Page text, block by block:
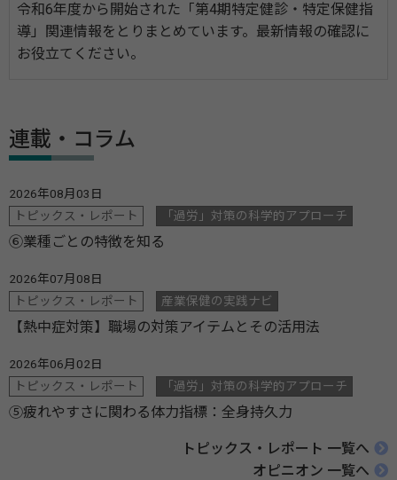
令和6年度から開始された「第4期特定健診・特定保健指
導」関連情報をとりまとめています。最新情報の確認に
お役立てください。
連載・コラム
2026年08月03日
トピックス・レポート
「過労」対策の科学的アプローチ
⑥業種ごとの特徴を知る
2026年07月08日
トピックス・レポート
産業保健の実践ナビ
【熱中症対策】職場の対策アイテムとその活用法
2026年06月02日
トピックス・レポート
「過労」対策の科学的アプローチ
⑤疲れやすさに関わる体力指標：全身持久力
トピックス・レポート 一覧へ
オピニオン 一覧へ